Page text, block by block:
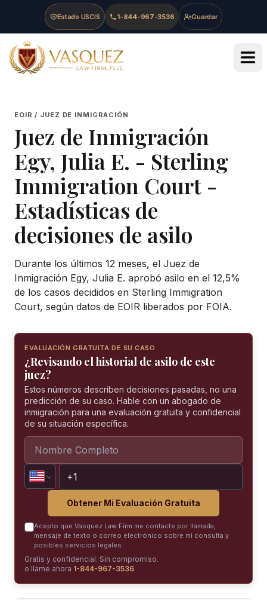
Skip to main content
Skip to navigation
Skip to footer
Estado USCIS 1-844-967-3536 Guardar
Vasquez Law Firm - Home
EOIR / JUEZ DE INMIGRACIÓN
Juez de Inmigración
Egy, Julia E. - Sterling
Immigration Court -
Estadísticas de
decisiones de asilo
Durante los últimos 12 meses, el Juez de
Inmigración Egy, Julia E. aprobó asilo en el 12,5%
de los casos decididos en Sterling Immigration
Court, según datos de EOIR liberados por FOIA.
EVALUACIÓN GRATUITA DE SU CASO
¿Revisando el historial de asilo de este
juez?
Estos números describen decisiones pasadas, no una
predicción de su caso. Hable con un abogado de
inmigración para una evaluación gratuita y confidencial
de su situación específica.
Obtener Mi Evaluación Gratuita
Acepto que Vasquez Law Firm me contacte por llamada,
mensaje de texto o correo electrónico sobre mi consulta y
posibles servicios legales.
Gratis y confidencial. Sin compromiso.
o llame ahora 1-844-967-3536